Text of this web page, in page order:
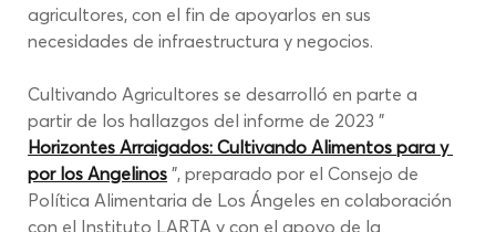
agricultores, con el fin de apoyarlos en sus
necesidades de infraestructura y negocios.
Cultivando Agricultores se desarrolló en parte a
partir de los hallazgos del informe de 2023 "
Horizontes Arraigados: Cultivando Alimentos para y
por los Angelinos ", preparado por el Consejo de
Política Alimentaria de Los Ángeles en colaboración
con el Instituto LARTA y con el apoyo de la